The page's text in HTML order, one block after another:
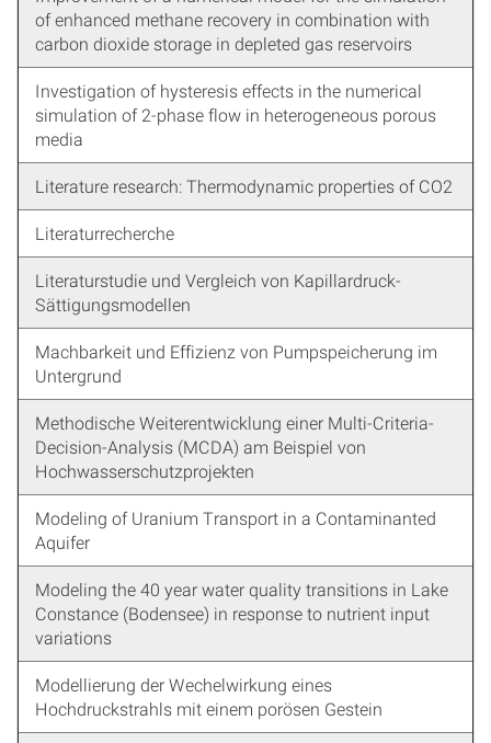
of enhanced methane recovery in combination with
carbon dioxide storage in depleted gas reservoirs
Investigation of hysteresis effects in the numerical
simulation of 2-phase flow in heterogeneous porous
media
Literature research: Thermodynamic properties of CO2
Literaturrecherche
Literaturstudie und Vergleich von Kapillardruck-
Sättigungsmodellen
Machbarkeit und Effizienz von Pumpspeicherung im
Untergrund
Methodische Weiterentwicklung einer Multi-Criteria-
Decision-Analysis (MCDA) am Beispiel von
Hochwasserschutzprojekten
Modeling of Uranium Transport in a Contaminanted
Aquifer
Modeling the 40 year water quality transitions in Lake
Constance (Bodensee) in response to nutrient input
variations
Modellierung der Wechelwirkung eines
Hochdruckstrahls mit einem porösen Gestein